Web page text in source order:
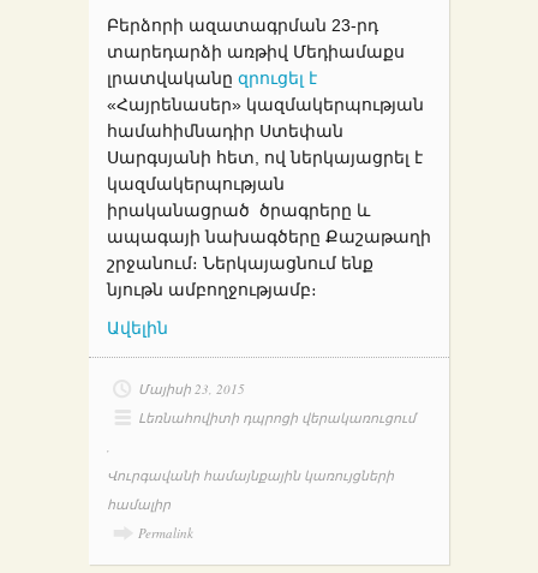
Բերձորի ազատագրման 23-րդ
տարեդարձի առթիվ Մեդիամաքս
լրատվականը զրուցել է
«Հայրենասեր» կազմակերպության
համահիմնադիր Ստեփան
Սարգսյանի հետ, ով ներկայացրել է
կազմակերպության
իրականացրած ծրագրերը և
ապագայի նախագծերը Քաշաթաղի
շրջանում։ Ներկայացնում ենք
նյութն ամբողջությամբ։
Ավելին
Մայիսի 23, 2015
Լեռնահովիտի դպրոցի վերակառուցում
,
Վուրգավանի համայնքային կառույցների
համալիր
Permalink